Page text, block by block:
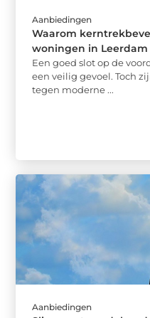
Aanbiedingen
Waarom
woningen in Leerdam
Een goed slot op de
een veilig gevoel. Toch
tegen moderne ...
Aanbiedingen